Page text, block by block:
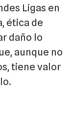
Ligas en
ética de
daño lo
aunque no
tiene valor